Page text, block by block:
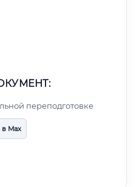
переподготовке
в Max